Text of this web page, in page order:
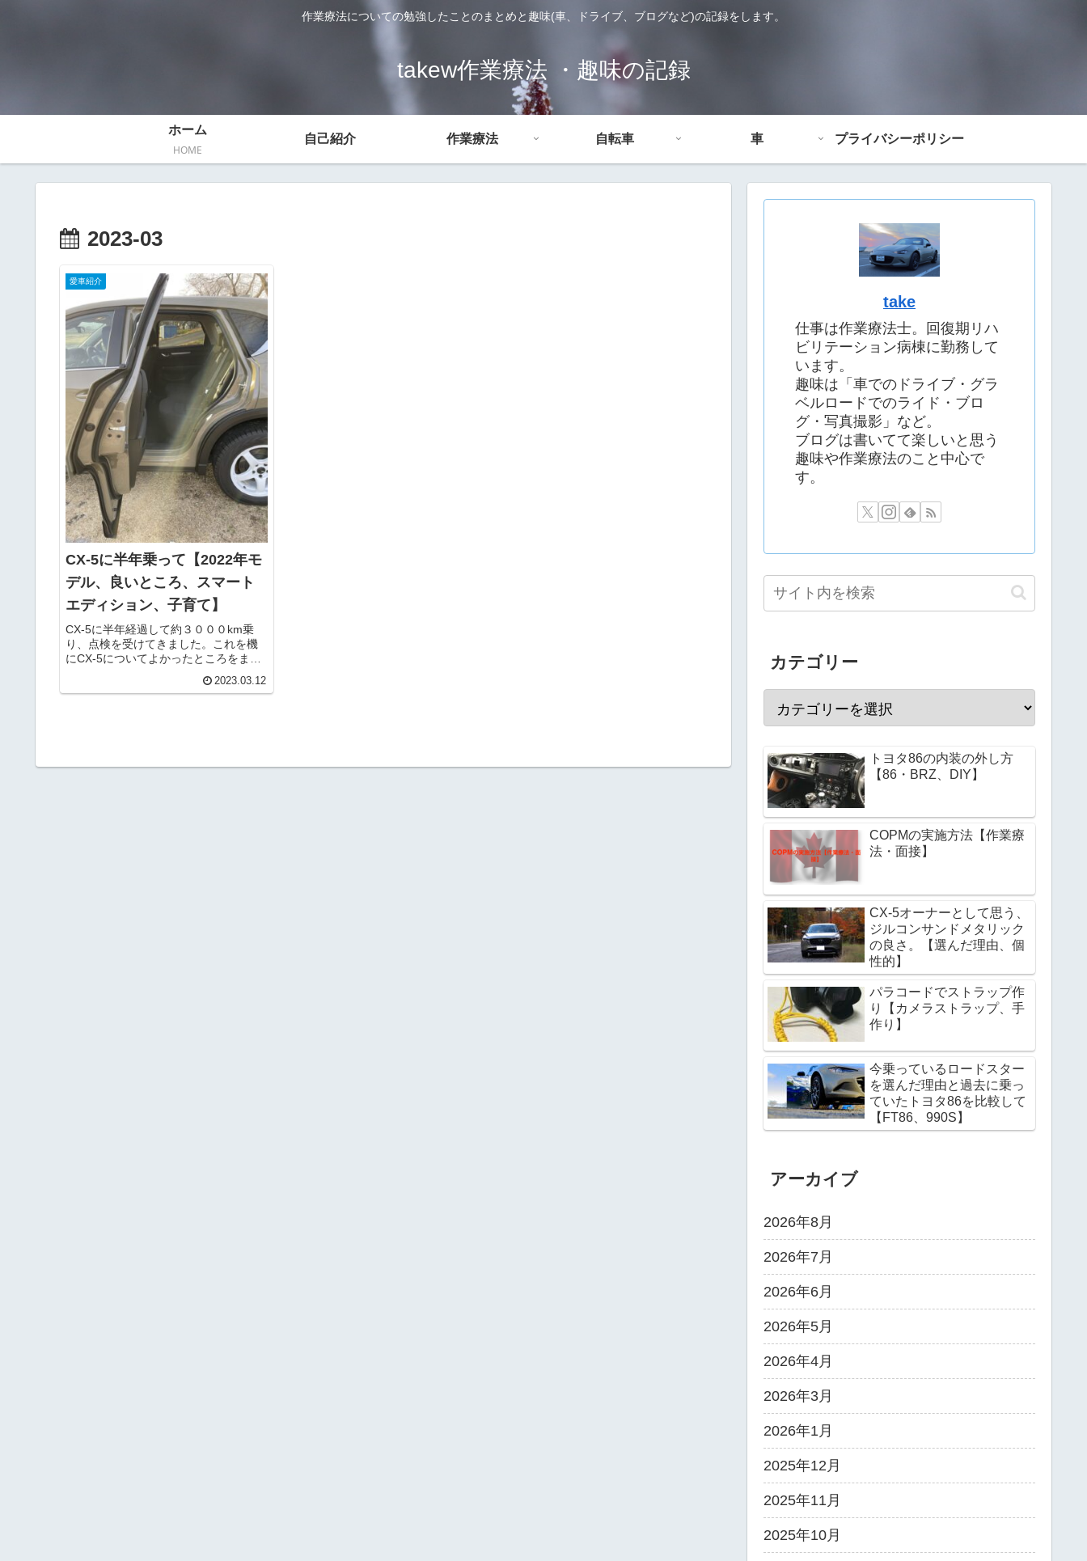
作業療法についての勉強したことのまとめと趣味(車、ドライブ、ブログなど)の記録をします。
takew作業療法 ・趣味の記録
ホーム
HOME
自己紹介 作業療法 自転車 車 プライバシーポリシー
2023-03
愛車紹介
CX-5に半年乗って【2022年モ
デル、良いところ、スマート
エディション、子育て】
CX-5に半年経過して約３０００km乗
り、点検を受けてきました。これを機
にCX-5についてよかったところをまと
めてみました。今まで乗っていた車が
ジムニー、ムーブキャンバス、86なの
2023.03.12
take
仕事は作業療法士。回復期リハ
ビリテーション病棟に勤務して
います。
趣味は「車でのドライブ・グラ
ベルロードでのライド・ブロ
グ・写真撮影」など。
ブログは書いてて楽しいと思う
趣味や作業療法のこと中心で
す。
カテゴリー
トヨタ86の内装の外し方
【86・BRZ、DIY】
COPMの実施方法【作業療
法・面接】
CX-5オーナーとして思う、
ジルコンサンドメタリック
の良さ。【選んだ理由、個
性的】
パラコードでストラップ作
り【カメラストラップ、手
作り】
今乗っているロードスター
を選んだ理由と過去に乗っ
ていたトヨタ86を比較して
【FT86、990S】
アーカイブ
2026年8月
2026年7月
2026年6月
2026年5月
2026年4月
2026年3月
2026年1月
2025年12月
2025年11月
2025年10月